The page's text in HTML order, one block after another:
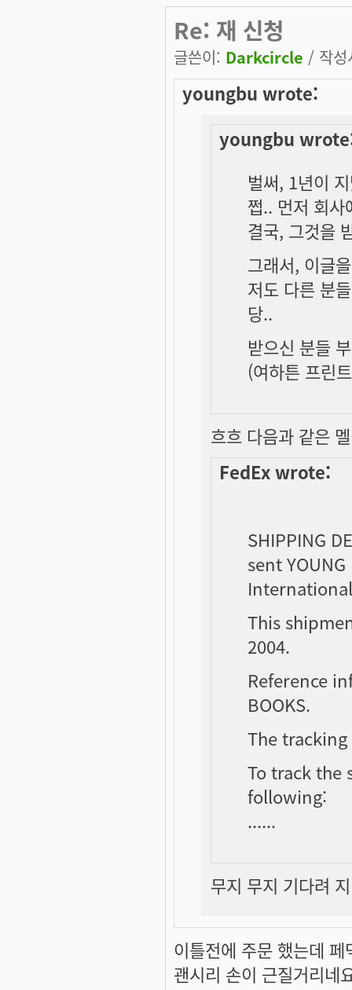
Re: 재 신청
글쓴이: Darkcircle / 작
youngbu wrote:
youngbu
벌써, 1년이
쩝.. 먼저 회사
결국, 그것을
그래서, 이글
저도 다른 분
당..
받으신 분들
(여하튼 프린
흐흐 다음과 같은
FedEx wrote:
SHIPPING
sent
This
2004.
Reference
BOOKS.
The
To track the
following:
......
무지 무지 기다려
이틀전에 주문 했는데
괜시리 손이 근질거리네